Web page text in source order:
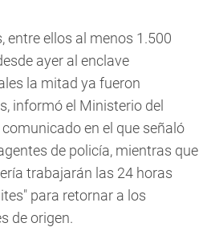
entre ellos al menos 1.500
ayer al enclave
la mitad ya fueron
informó el Ministerio del
en el que señaló
de policía, mientras que
trabajarán las 24 horas
para retornar a los
de origen.